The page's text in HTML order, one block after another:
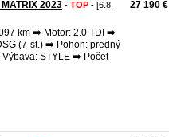
2023 - TOP - [6.8.
km ➡️ Motor: 2.0 TDI ➡️
(7-st.) ➡️ Pohon: predný
STYLE ➡️ Počet
27 190 €